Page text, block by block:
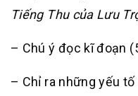
Tiếng Thu của Lưu
– Chú ý đọc kĩ đoạn
– Chỉ ra những yếu